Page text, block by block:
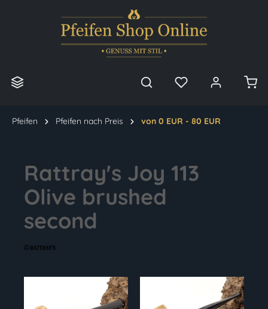
Pfeifen Pfeifen nach Preis von 0 EUR - 80 EUR
Rattray's Joy 113
Olive brushed
second